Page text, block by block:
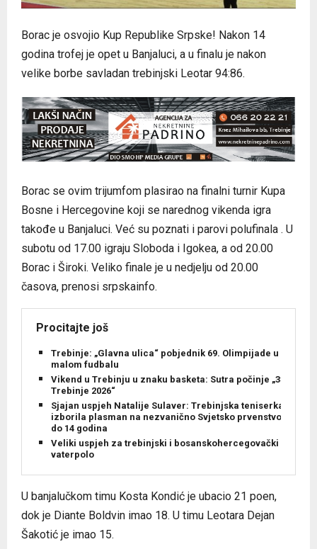
Borac je osvojio Kup Republike Srpske! Nakon 14
godina trofej je opet u Banjaluci, a u finalu je nakon
velike borbe savladan trebinjski Leotar 94:86.
Borac se ovim trijumfom plasirao na finalni turnir Kupa
Bosne i Hercegovine koji se narednog vikenda igra
takođe u Banjaluci. Već su poznati i parovi polufinala . U
subotu od 17.00 igraju Sloboda i Igokea, a od 20.00
Borac i Široki. Veliko finale je u nedjelju od 20.00
časova, prenosi srpskainfo.
Procitajte još
Trebinje: „Glavna ulica“ pobjednik 69. Olimpijade u
malom fudbalu
Vikend u Trebinju u znaku basketa: Sutra počinje „3×3
Trebinje 2026“
Sjajan uspjeh Natalije Sulaver: Trebinjska teniserka
izborila plasman na nezvanično Svjetsko prvenstvo
do 14 godina
Veliki uspjeh za trebinjski i bosanskohercegovački
vaterpolo
U banjalučkom timu Kosta Kondić je ubacio 21 poen,
dok je Diante Boldvin imao 18. U timu Leotara Dejan
Šakotić je imao 15.